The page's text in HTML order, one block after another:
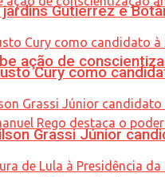
ação de
Gutierrez e
Cury como
Grassi Júnior